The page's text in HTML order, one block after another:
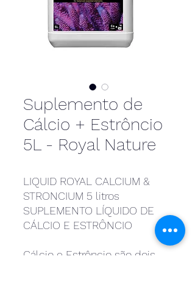
Suplemento de
Cálcio + Estrôncio
5L - Royal Nature
LIQUID ROYAL CALCIUM &
STRONCIUM 5 litros
SUPLEMENTO LÍQUIDO DE
CÁLCIO E ESTRÔNCIO
Cálcio e Estrôncio são dois